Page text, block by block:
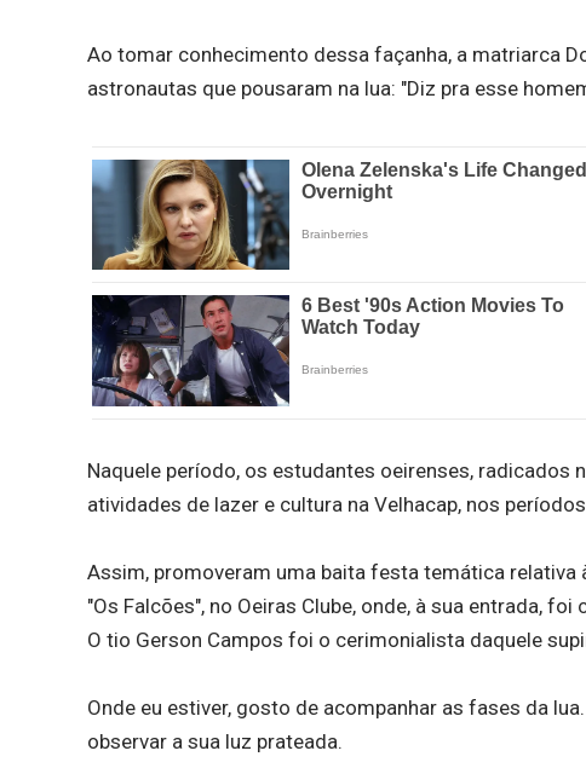
Ao tomar conhecimento dessa façanha, a matriarca
astronautas que pousaram na lua: "Diz pra esse
Naquele período, os estudantes oeirenses, radicados
atividades de lazer e cultura na Velhacap, nos
Assim, promoveram uma baita festa temática
"Os Falcões", no Oeiras Clube, onde, à sua entrada,
O tio Gerson Campos foi o cerimonialista daquele
Onde eu estiver, gosto de acompanhar as fases da
observar a sua luz prateada.